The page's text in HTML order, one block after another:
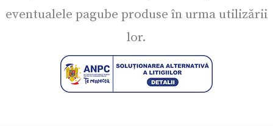
eventualele pagube produse în urma utilizării
lor.